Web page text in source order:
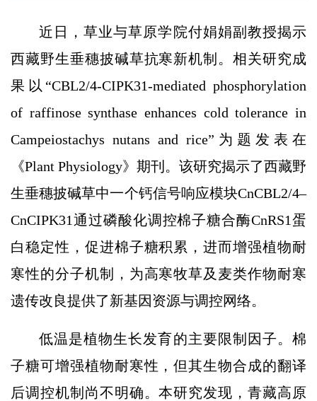
近日，草业与草原学院付娟娟副教授揭示
西藏野生垂穗披碱草抗寒新机制。相关研究成
果以“CBL2/4-CIPK31-mediated phosphorylation
of raffinose synthase enhances cold tolerance in
Campeiostachys nutans and rice”为题发表在
《Plant Physiology》期刊。该研究揭示了西藏野
生垂穗披碱草中一个钙信号响应模块CnCBL2/4–
CnCIPK31通过磷酸化调控棉子糖合酶CnRS1蛋
白稳定性，促进棉子糖积累，进而增强植物耐
寒性的分子机制，为高寒牧草及麦类作物耐寒
遗传改良提供了新基因资源与调控网络。
低温是植物生长发育的主要限制因子。棉
子糖可增强植物耐寒性，但其生物合成的翻译
后调控机制尚不明确。本研究发现，青藏高原